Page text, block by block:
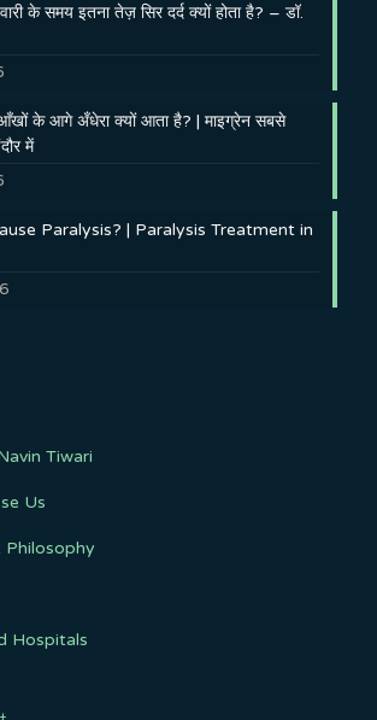
के समय इतना तेज़ सिर दर्द क्यों होता है? – डॉ.
के आगे अँधेरा क्यों आता है? | माइग्रेन सबसे
में
Paralysis? | Paralysis Treatment in
Tiwari
Us
Hospitals